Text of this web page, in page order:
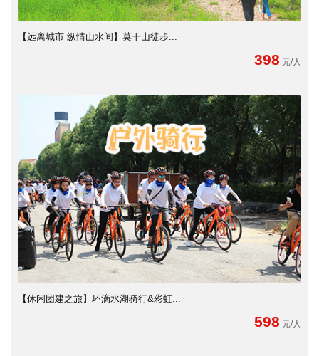
【远离城市 纵情山水间】莫干山徒步...
398 元/人
【休闲团建之旅】环滴水湖骑行&彩虹...
598 元/人